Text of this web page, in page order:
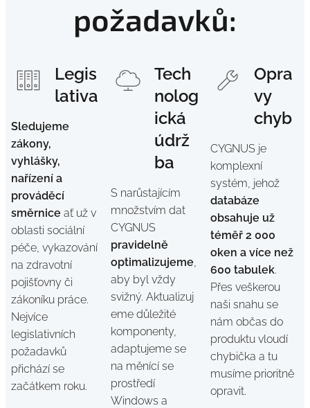
požadavků:
Legis
lativa
Sledujeme
zákony,
vyhlášky,
nařízení a
prováděcí
směrnice ať už v
oblasti sociální
péče, vykazování
na zdravotní
pojišťovny či
zákoníku práce.
Nejvíce
legislativních
požadavků
přichází se
začátkem roku.
Tech
nolog
ická
údrž
ba
S narůstajícím
množstvím dat
CYGNUS
pravidelně
optimalizujeme,
aby byl vždy
svižný. Aktualizuj
eme důležité
komponenty,
adaptujeme se
na měnící se
prostředí
Windows a
Opra
vy
chyb
CYGNUS je
komplexní
systém, jehož
databáze
obsahuje už
téměř 2 000
oken a více než
600 tabulek.
Přes veškerou
naši snahu se
nám občas do
produktu vloudí
chybička a tu
musíme prioritně
opravit.